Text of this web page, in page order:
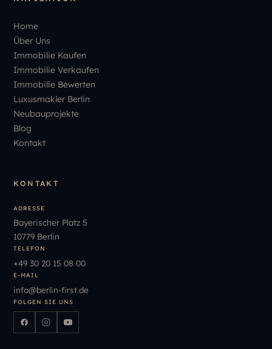
Home
Über Uns
Immobilie Kaufen
Immobilie Verkaufen
Immobilie Bewerten
Luxusmakler Berlin
Neubauprojekte
Blog
Kontakt
KONTAKT
ADRESSE
Bayerischer Platz 5
10779 Berlin
TELEFON
+49 30 20 15 08 00
E-MAIL
info@berlin-first.de
FOLGEN SIE UNS